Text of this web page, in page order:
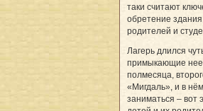
таки считают
обретение
родителей и
Лагерь длился
примыкающие
полмесяца,
«Мигдаль», и в
заниматься – вот